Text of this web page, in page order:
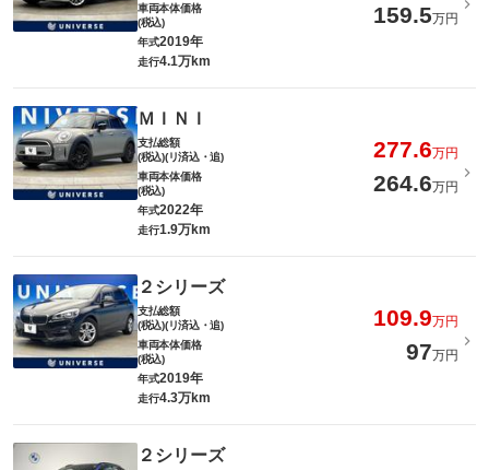
車両本体価格
(税込)
159.5万円
年式2019年
走行4.1万km
ＭＩＮＩ
支払総額
(税込)(リ済込・追)
277.6万円
車両本体価格
(税込)
264.6万円
年式2022年
走行1.9万km
２シリーズ
支払総額
(税込)(リ済込・追)
109.9万円
車両本体価格
(税込)
97万円
年式2019年
走行4.3万km
２シリーズ